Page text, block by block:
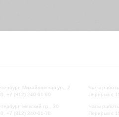
Михайловская ул., 2
+7 (812) 240-01-80
Невский пр., 30
+7 (812) 240-01-70
Часы
Перерыв с
Часы
Перерыв с